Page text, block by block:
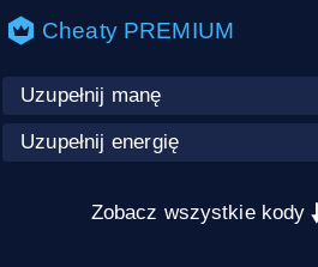
Cheaty PREMIUM
Uzupełnij manę
Uzupełnij energię
Zobacz wszystkie kody